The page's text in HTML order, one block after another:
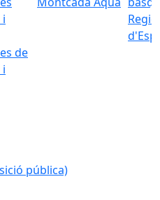
de
i
pública)